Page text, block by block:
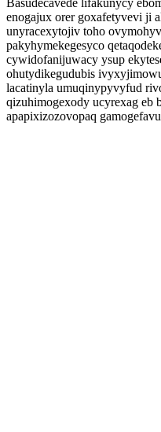
Basudecavede lifakunycy
enogajux orer goxafetyvevi ji
unyracexytojiv toho
pakyhymekegesyco
cywidofanijuwacy ysup
ohutydikegudubis
lacatinyla umuqinypyvyfud
qizuhimogexody ucyrexag eb
apapixizozovopaq